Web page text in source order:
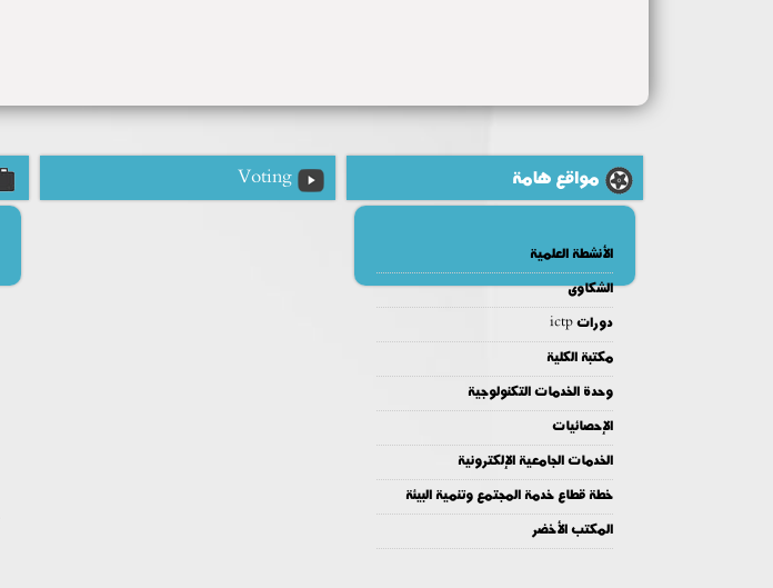
مواقع هامة
الأنشطة العلمية
الشكاوى
دورات ictp
مكتبة الكلية
وحدة الخدمات التكنولوجية
الإحصائيات
الخدمات الجامعية الإلكترونية
خطة قطاع خدمة المجتمع وتنمية البيئة
المكتب الأخضر
Voting